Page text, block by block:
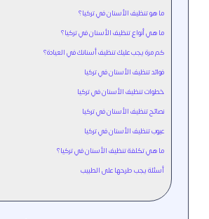
ما هو تنظيف الأسنان في تركيا؟
ما هي أنواع تنظيف الأسنان في تركيا؟
كم مرة يجب عليك تنظيف أسنانك في العيادة؟
فوائد تنظيف الأسنان في تركيا
خطوات تنظيف الأسنان في تركيا
نصائح تنظيف الأسنان في تركيا
عيوب تنظيف الأسنان في تركيا
ما هي تكلفة تنظيف الأسنان في تركيا؟
أسئلة يجب طرحها على الطبيب